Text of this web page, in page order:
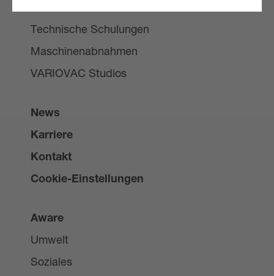
Technische Schulungen
Maschinenabnahmen
VARIOVAC Studios
News
Karriere
Kontakt
Cookie-Einstellungen
Aware
Umwelt
Soziales